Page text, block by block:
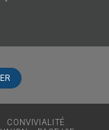
CONVIVIALITÉ